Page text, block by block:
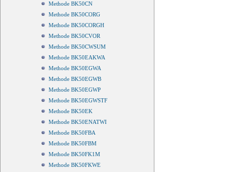
Methode BK50CN
Methode BK50CORG
Methode BK50CORGH
Methode BK50CVOR
Methode BK50CWSUM
Methode BK50EAKWA
Methode BK50EGWA
Methode BK50EGWB
Methode BK50EGWP
Methode BK50EGWSTF
Methode BK50EK
Methode BK50ENATWI
Methode BK50FBA
Methode BK50FBM
Methode BK50FK1M
Methode BK50FKWE